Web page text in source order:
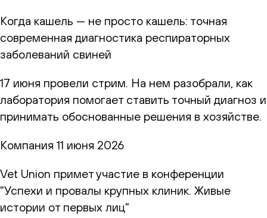
Когда кашель — не просто кашель: точная
современная диагностика респираторных
заболеваний свиней
17 июня провели стрим. На нем разобрали, как
лаборатория помогает ставить точный диагноз и
принимать обоснованные решения в хозяйстве.
Компания 11 июня 2026
Vet Union примет участие в конференции
"Успехи и провалы крупных клиник. Живые
истории от первых лиц"